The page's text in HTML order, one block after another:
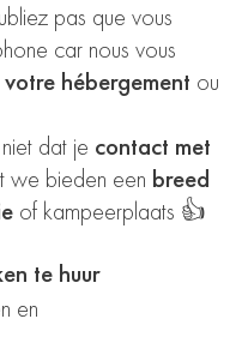
pas que vous
car nous vous
hébergement ou
niet dat je contact met
we bieden een breed
of kampeerplaats 👍
te huur
en